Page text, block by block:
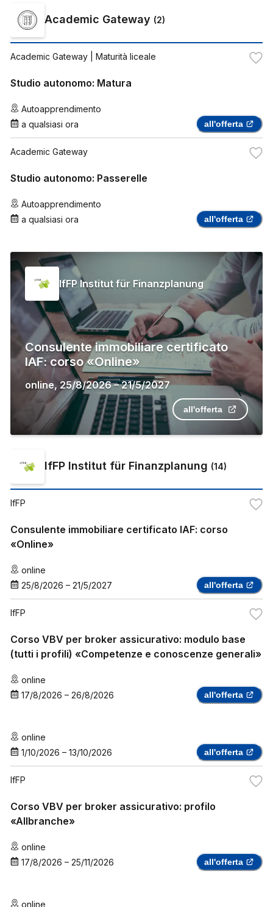
Academic Gateway (2)
Academic Gateway | Maturità liceale
Studio autonomo: Matura
Autoapprendimento
a qualsiasi ora
all'offerta
Academic Gateway
Studio autonomo: Passerelle
Autoapprendimento
a qualsiasi ora
all'offerta
IfFP Institut für Finanzplanung
Consulente immobiliare certificato
IAF: corso «Online»
online,25/8/2026–21/5/2027
all'offerta
IfFP Institut für Finanzplanung (14)
IfFP
Consulente immobiliare certificato IAF: corso
«Online»
online
25/8/2026 – 21/5/2027 all'offerta
IfFP
Corso VBV per broker assicurativo: modulo base
(tutti i profili) «Competenze e conoscenze generali»
online
17/8/2026 – 26/8/2026 all'offerta
online
1/10/2026 – 13/10/2026 all'offerta
IfFP
Corso VBV per broker assicurativo: profilo
«Allbranche»
online
17/8/2026 – 25/11/2026 all'offerta
online